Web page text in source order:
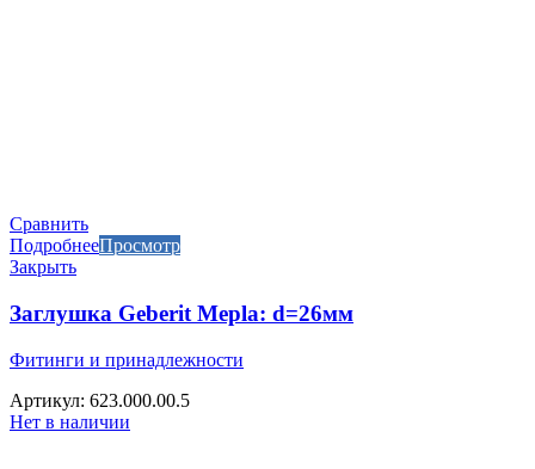
Сравнить
ПодробнееПросмотр
Закрыть
Заглушка Geberit Mepla: d=26мм
Фитинги и принадлежности
Артикул: 623.000.00.5
Нет в наличии